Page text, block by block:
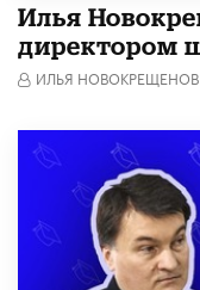
​Илья
директором
ИЛЬЯ НОВОКРЕЩЕНОВ